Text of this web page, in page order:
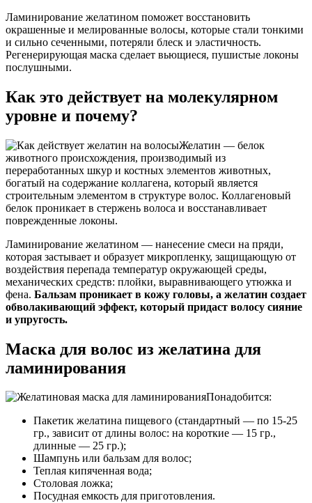
Ламинирование желатином поможет восстановить
окрашенные и мелированные волосы, которые стали тонкими
и сильно сеченными, потеряли блеск и эластичность.
Регенерирующая маска сделает вьющиеся, пушистые локоны
послушными.
Как это действует на молекулярном
уровне и почему?
Желатин — белок
животного происхождения, производимый из
переработанных шкур и костных элементов животных,
богатый на содержание коллагена, который является
строительным элементом в структуре волос. Коллагеновый
белок проникает в стержень волоса и восстанавливает
поврежденные локоны.
Ламинирование желатином — нанесение смеси на пряди,
которая застывает и образует микропленку, защищающую от
воздействия перепада температур окружающей среды,
механических средств: плойки, выравнивающего утюжка и
фена. Бальзам проникает в кожу головы, а желатин создает
обволакивающий эффект, который придаст волосу сияние
и упругость.
Маска для волос из желатина для
ламинирования
Понадобится:
Пакетик желатина пищевого (стандартный — по 15-25
гр., зависит от длины волос: на короткие — 15 гр.,
длинные — 25 гр.);
Шампунь или бальзам для волос;
Теплая кипяченная вода;
Столовая ложка;
Посудная емкость для приготовления.